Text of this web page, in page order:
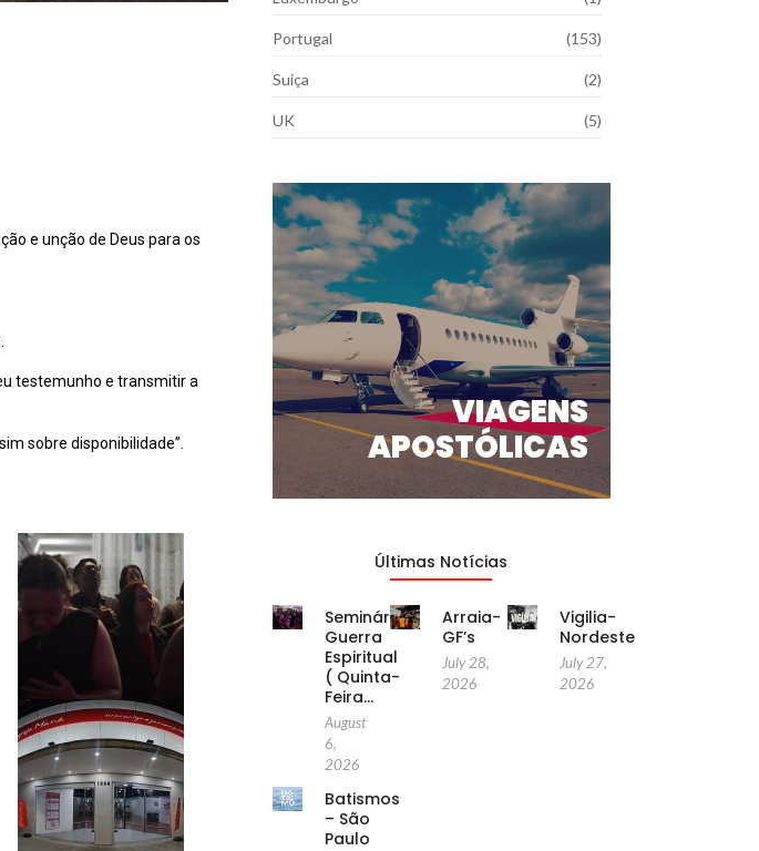
e unção de Deus para os
testemunho e transmitir a
sobre disponibilidade”.
Portugal (153)
Suiça (2)
UK (5)
VIAGENS
APOSTÓLICAS
Últimas Notícias
Seminário
Guerra
Espiritual
( Quinta-
Feira…
August
6,
2026
Arraia-
GF’s
July 28,
2026
Vigilia-
Nordeste
July 27,
2026
Batismos
– São
Paulo